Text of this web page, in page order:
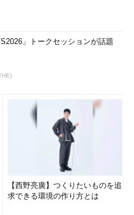
」トークセッションが話題
【西野亮廣】つくりたいものを追
求できる環境の作り方とは